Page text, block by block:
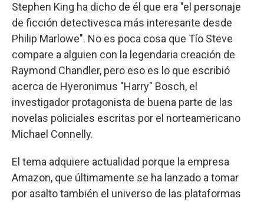
Stephen King ha dicho de él que era "el personaje
de ficción detectivesca más interesante desde
Philip Marlowe". No es poca cosa que Tío Steve
compare a alguien con la legendaria creación de
Raymond Chandler, pero eso es lo que escribió
acerca de Hyeronimus "Harry" Bosch, el
investigador protagonista de buena parte de las
novelas policiales escritas por el norteamericano
Michael Connelly.
El tema adquiere actualidad porque la empresa
Amazon, que últimamente se ha lanzado a tomar
por asalto también el universo de las plataformas